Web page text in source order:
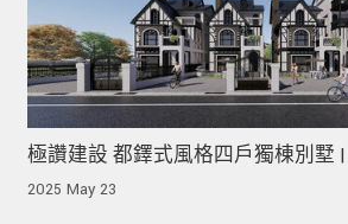
極讚建設 都鐸式風格四戶獨棟別墅 |
Awards 榮獲金獎！
2025 May 23